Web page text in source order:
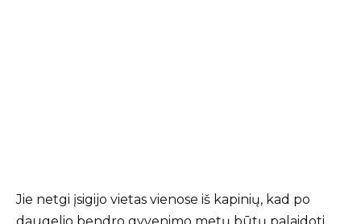
Jie netgi įsigijo vietas vienose iš kapinių, kad po